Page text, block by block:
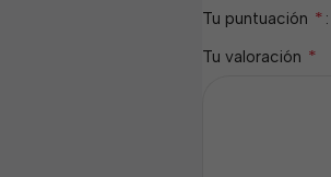
Tu puntuación *
Tu valoración *